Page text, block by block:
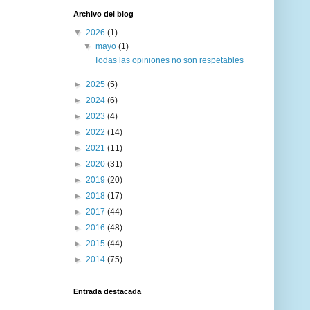
Archivo del blog
▼ 2026 (1)
▼mayo(1)
Todas las opiniones no son respetables
► 2025 (5)
► 2024 (6)
► 2023 (4)
► 2022 (14)
► 2021 (11)
► 2020 (31)
► 2019 (20)
► 2018 (17)
► 2017 (44)
► 2016 (48)
► 2015 (44)
► 2014 (75)
Entrada destacada